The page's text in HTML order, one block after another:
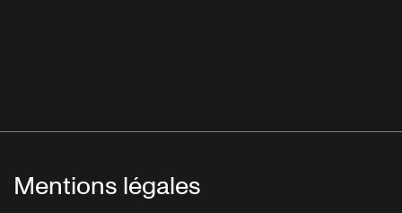
Mentions légales